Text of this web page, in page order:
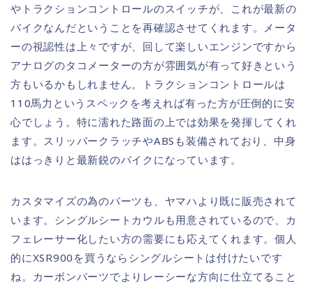
やトラクションコントロールのスイッチが、これが最新の
バイクなんだということを再確認させてくれます。メータ
ーの視認性は上々ですが、回して楽しいエンジンですから
アナログのタコメーターの方が雰囲気が有って好きという
方もいるかもしれません。トラクションコントロールは
110馬力というスペックを考えれば有った方が圧倒的に安
心でしょう。特に濡れた路面の上では効果を発揮してくれ
ます。スリッパークラッチやABSも装備されており、中身
ははっきりと最新鋭のバイクになっています。
カスタマイズの為のパーツも、ヤマハより既に販売されて
います。シングルシートカウルも用意されているので、カ
フェレーサー化したい方の需要にも応えてくれます。個人
的にXSR900を買うならシングルシートは付けたいです
ね。カーボンパーツでよりレーシーな方向に仕立てること